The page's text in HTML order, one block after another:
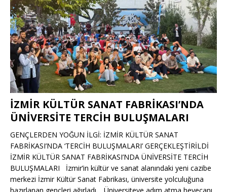
İZMİR KÜLTÜR SANAT FABRİKASI’NDA
ÜNİVERSİTE TERCİH BULUŞMALARI
GENÇLERDEN YOĞUN İLGİ: İZMİR KÜLTÜR SANAT
FABRİKASI’NDA ‘TERCİH BULUŞMALARI’ GERÇEKLEŞTİRİLDİ
İZMİR KÜLTÜR SANAT FABRİKASI’NDA ÜNİVERSİTE TERCİH
BULUŞMALARI İzmir’in kültür ve sanat alanındaki yeni cazibe
merkezi İzmir Kültür Sanat Fabrikası, üniversite yolculuğuna
hazırlanan gençleri ağırladı. Üniversiteye adım atma heyecanı